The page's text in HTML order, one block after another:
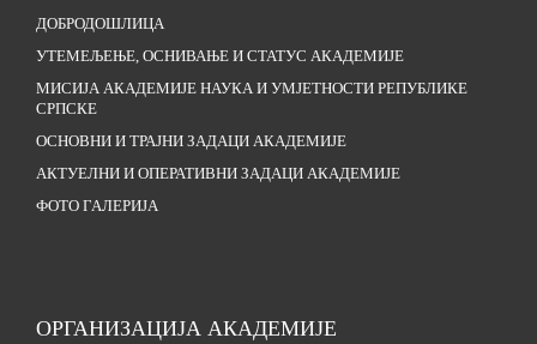
ДОБРОДОШЛИЦА
УТЕМЕЉЕЊЕ, ОСНИВАЊЕ И СТАТУС АКАДЕМИЈЕ
МИСИЈА АКАДЕМИЈЕ НАУКА И УМЈЕТНОСТИ РЕПУБЛИКЕ
СРПСКЕ
ОСНОВНИ И ТРАЈНИ ЗАДАЦИ АКАДЕМИЈЕ
АКТУЕЛНИ И ОПЕРАТИВНИ ЗАДАЦИ АКАДЕМИЈЕ
ФОТО ГАЛЕРИЈА
ОРГАНИЗАЦИЈА АКАДЕМИЈЕ